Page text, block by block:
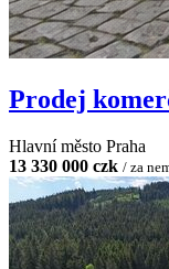
Prodej
Hlavní město Praha
13 330 000 czk / za